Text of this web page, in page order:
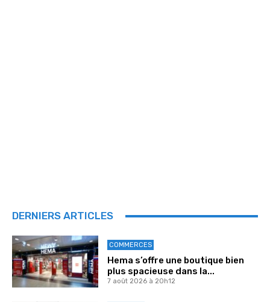
DERNIERS ARTICLES
COMMERCES
Hema s’offre une boutique bien
plus spacieuse dans la...
7 août 2026 à 20h12